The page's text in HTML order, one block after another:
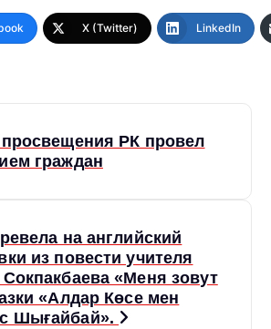
X (Twitter) LinkedIn
РК провел
граждан
на английский
из повести учителя
«Меня зовут
«Алдар Көсе мен
Шығайбай».